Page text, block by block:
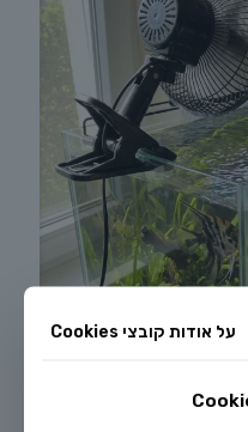
על אודות קובצי Cookies